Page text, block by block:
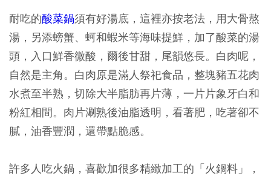
耐吃的酸菜鍋須有好湯底，這裡亦按老法，用大骨熬
湯，另添螃蟹、蚵和蝦米等海味提鮮，加了酸菜的湯
頭，入口鮮香微酸，爾後甘甜，尾韻悠長。白肉呢，
自然是主角。白肉原是滿人祭祀食品，整塊豬五花肉
水煮至半熟，切除大半脂肪再片薄，一片片象牙白和
粉紅相間。肉片涮熟後油脂透明，看著肥，吃著卻不
膩，油香豐潤，還帶點脆感。
許多人吃火鍋，喜歡加很多精緻加工的「火鍋料」，